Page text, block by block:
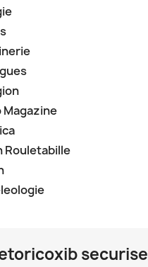
Magazine
Rouletabille
securise